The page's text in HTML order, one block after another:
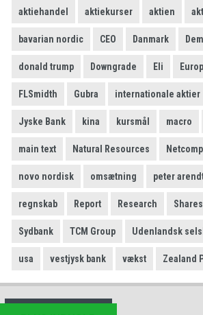
aktiehandel aktiekurser aktien
bavarian nordic CEO Danmark
donald trump Downgrade Eli
FLSmidth Gubra internationale aktier
Jyske Bank kina kursmål macro
main text Natural Resources
novo nordisk omsætning peter
regnskab Report Research Shares
Sydbank TCM Group Udenlandsk
usa vestjysk bank vækst Zealand